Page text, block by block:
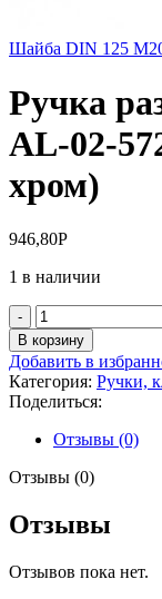
Шайба DIN 125
Ручка
AL-02-
хром)
946,80Р
1 в наличии
Количество
товара
Ручка
раздельная
TRODOS
AL-
02-
572
GF/CP(графит/
В корзину
Добавить в
Категория: Ручки,
Поделиться:
Отзывы (0)
Отзывы (0)
Отзывы
Отзывов пока нет.